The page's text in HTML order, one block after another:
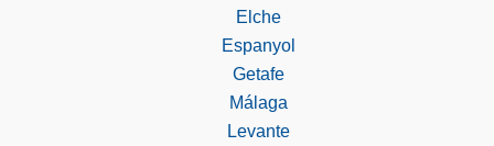
Elche
Espanyol
Getafe
Málaga
Levante